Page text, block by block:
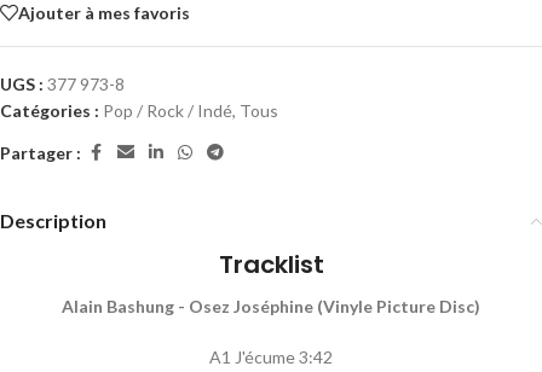
Ajouter à mes favoris
UGS : 377 973-8
Catégories : Pop / Rock / Indé, Tous
Partager :
Description
Tracklist
Alain Bashung - Osez Joséphine (Vinyle Picture Disc)
A1 J'écume 3:42